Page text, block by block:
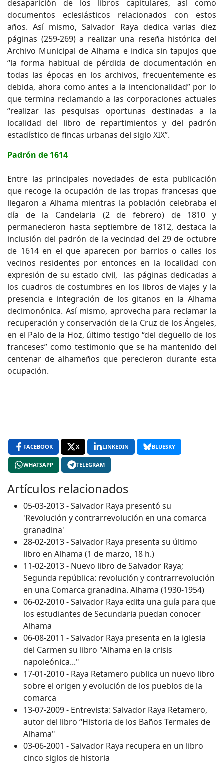
desaparición de los libros capitulares, así como
documentos eclesiásticos relacionados con estos
años. Así mismo, Salvador Raya dedica varias diez
páginas (259-269) a realizar una reseña histórica del
Archivo Municipal de Alhama e indica sin tapujos que
“la forma habitual de pérdida de documentación en
todas las épocas en los archivos, frecuentemente es
debida, ahora como antes a la intencionalidad” por lo
que termina reclamando a las corporaciones actuales
“realizar las pesquisas oportunas destinadas a la
localidad del libro de repartimientos y del padrón
estadístico de fincas urbanas del siglo XIX”.
Padrón de 1614
Entre las principales novedades de esta publicación
que recoge la ocupación de las tropas francesas que
llegaron a Alhama mientras la población celebraba el
día de la Candelaria (2 de febrero) de 1810 y
permanecieron hasta septiembre de 1812, destaca la
inclusión del padrón de la vecindad del 29 de octubre
de 1614 en el que aparecen por barrios o calles los
vecinos residentes por entonces en la localidad con
expresión de su estado civil, las páginas dedicadas a
los cuadros de costumbres en los libros de viajes y la
presencia e integración de los gitanos en la Alhama
decimonónica. Así mismo, aprovecha para reclamar la
recuperación y conservación de la Cruz de los Ángeles,
en el Palo de la Hoz, último testigo “del degüello de los
franceses” como testimonio que se ha mantenido del
centenar de alhameños que perecieron durante esta
ocupación.
FACEBOOK X LINKEDIN BLUESKY
WHATSAPP TELEGRAM
Artículos relacionados
05-03-2013 - Salvador Raya presentó su
'Revolución y contrarrevolución en una comarca
granadina'
28-02-2013 - Salvador Raya presenta su último
libro en Alhama (1 de marzo, 18 h.)
11-02-2013 - Nuevo libro de Salvador Raya;
Segunda república: revolución y contrarrevolución
en una Comarca granadina. Alhama (1930-1954)
06-02-2010 - Salvador Raya edita una guía para que
los estudiantes de Secundaria puedan conocer
Alhama
06-08-2011 - Salvador Raya presenta en la iglesia
del Carmen su libro "Alhama en la crisis
napoleónica..."
17-01-2010 - Raya Retamero publica un nuevo libro
sobre el origen y evolución de los pueblos de la
comarca
13-07-2009 - Entrevista: Salvador Raya Retamero,
autor del libro “Historia de los Baños Termales de
Alhama"
03-06-2001 - Salvador Raya recupera en un libro
cinco siglos de historia